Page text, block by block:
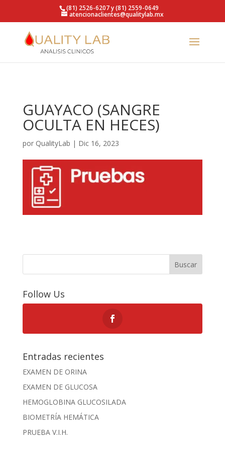
https://qualitylab.mx/(81) 2526-6207 y (81) 2559-0649
atencionaclientes@qualitylab.mx
GUAYACO (SANGRE
OCULTA EN HECES)
por QualityLab | Dic 16, 2023
Buscar
Follow Us
Entradas recientes
EXAMEN DE ORINA
EXAMEN DE GLUCOSA
HEMOGLOBINA GLUCOSILADA
BIOMETRÍA HEMÁTICA
PRUEBA V.I.H.